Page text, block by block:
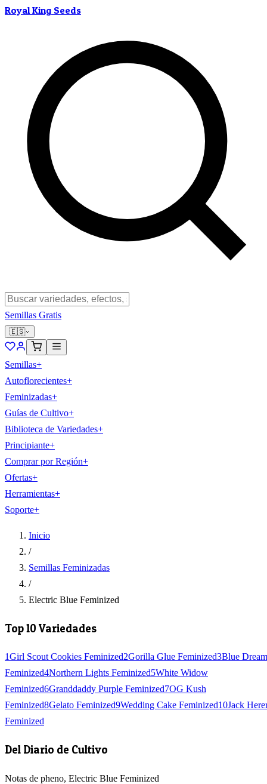
Royal King Seeds
Semillas Gratis
🇪🇸
Semillas+
Autoflorecientes+
Feminizadas+
Guías de Cultivo+
Biblioteca de Variedades+
Principiante+
Comprar por Región+
Ofertas+
Herramientas+
Soporte+
Inicio
/
Semillas Feminizadas
/
Electric Blue Feminized
Top 10 Variedades
1Girl Scout Cookies Feminized2Gorilla Glue Feminized3Blue Dream
Feminized4Northern Lights Feminized5White Widow
Feminized6Granddaddy Purple Feminized7OG Kush
Feminized8Gelato Feminized9Wedding Cake Feminized10Jack
Feminized
Del Diario de Cultivo
Notas de pheno, Electric Blue Feminized